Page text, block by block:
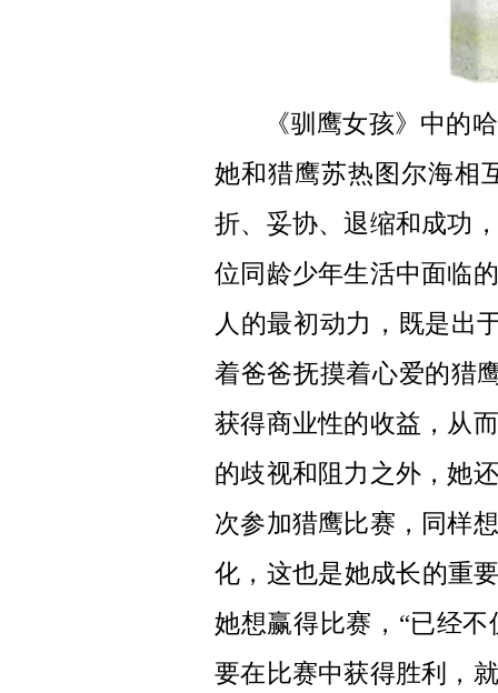
《驯鹰女孩》中的
她和猎鹰苏热图尔海相
折、妥协、退缩和成功
位同龄少年生活中面临
人的最初动力，既是出
着爸爸抚摸着心爱的猎
获得商业性的收益，从
的歧视和阻力之外，她
次参加猎鹰比赛，同样
化，这也是她成长的重
她想赢得比赛，“已经
要在比赛中获得胜利，